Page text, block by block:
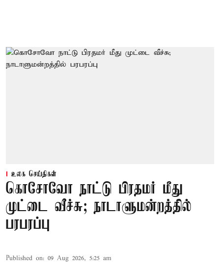
உலக செய்திகள்
கொசோவோ நாட்டு பிரதமர் மீது
முட்டை வீச்சு; நாடாளுமன்றத்தில்
பரபரப்பு
Published on: 09 Aug 2026, 5:25 am